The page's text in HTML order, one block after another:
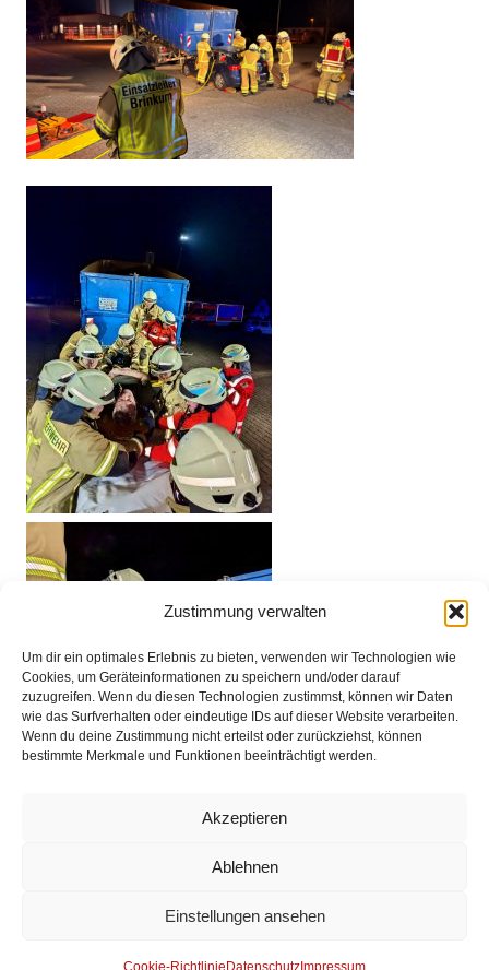
Zustimmung verwalten
Um dir ein optimales Erlebnis zu bieten, verwenden wir Technologien wie
Cookies, um Geräteinformationen zu speichern und/oder darauf
zuzugreifen. Wenn du diesen Technologien zustimmst, können wir Daten
wie das Surfverhalten oder eindeutige IDs auf dieser Website verarbeiten.
Wenn du deine Zustimmung nicht erteilst oder zurückziehst, können
bestimmte Merkmale und Funktionen beeinträchtigt werden.
Akzeptieren
Ablehnen
Einstellungen ansehen
Cookie-Richtlinie Datenschutz Impressum
Am Ende der Übung wurden sowohl Lob als auch